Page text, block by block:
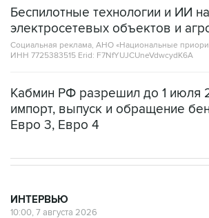
Беспилотные технологии и ИИ
электросетевых объектов и
Социальная реклама, АНО «Национальные
ИНН 7725383515 Erid: F7NfYUJCUneVdwcydK6A
Кабмин РФ разрешил до 1 июля
импорт, выпуск и обращение
Евро 3, Евро 4
ИНТЕРВЬЮ
10:00, 7 августа 2026